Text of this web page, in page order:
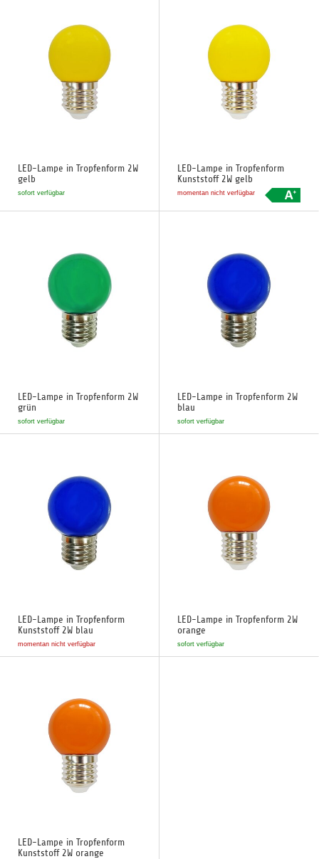
LED-Lampe in Tropfenform 2W
gelb
sofort verfügbar
LED-Lampe in Tropfenform
Kunststoff 2W gelb
momentan nicht verfügbar
LED-Lampe in Tropfenform 2W
grün
sofort verfügbar
LED-Lampe in Tropfenform 2W
blau
sofort verfügbar
LED-Lampe in Tropfenform
Kunststoff 2W blau
momentan nicht verfügbar
LED-Lampe in Tropfenform 2W
orange
sofort verfügbar
LED-Lampe in Tropfenform
Kunststoff 2W orange